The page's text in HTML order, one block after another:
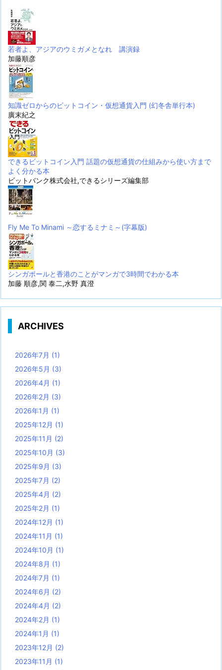
若者よ、アジアのウミガメとなれ 講演録
加藤順彦
知識ゼロからのビットコイン・仮想通貨入門 (幻冬舎単行本)
廣末紀之
できるビットコイン入門 話題の仮想通貨の仕組みから使い方まで
よく分かる本
ビットバンク株式会社,できるシリーズ編集部
Fly Me To Minami ～恋するミナミ～(字幕版)
シンガポールと香港のことがマンガで3時間でわかる本
加藤 順彦,関 泰二,水野 真澄
ARCHIVES
2026年7月 (1)
2026年5月 (3)
2026年4月 (1)
2026年2月 (3)
2026年1月 (1)
2025年12月 (1)
2025年11月 (2)
2025年10月 (3)
2025年9月 (3)
2025年7月 (2)
2025年4月 (2)
2025年2月 (1)
2024年12月 (1)
2024年11月 (1)
2024年10月 (1)
2024年8月 (1)
2024年7月 (1)
2024年6月 (2)
2024年4月 (2)
2024年2月 (1)
2024年1月 (1)
2023年12月 (2)
2023年11月 (1)